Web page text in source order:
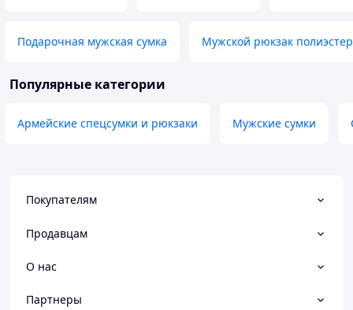
Подарочная мужская сумка Мужской рюкзак полиэстер
Популярные категории
Армейские спецсумки и рюкзаки Мужские сумки
Покупателям
Продавцам
О нас
Партнеры